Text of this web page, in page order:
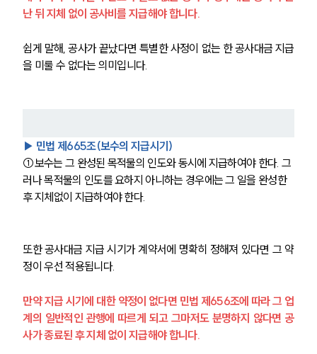
팀소개
팀소개
대륜의 강점
난 뒤 지체 없이 공사비를 지급해야 합니다.
쉽게 말해, 공사가 끝났다면 특별한 사정이 없는 한 공사대금 지급
을 미룰 수 없다는 의미입니다.
▶ 민법 제665조(보수의 지급시기)
①보수는 그 완성된 목적물의 인도와 동시에 지급하여야 한다. 그
러나 목적물의 인도를 요하지 아니하는 경우에는 그 일을 완성한
후 지체없이 지급하여야 한다.
또한 공사대금 지급 시기가 계약서에 명확히 정해져 있다면 그 약
정이 우선 적용됩니다.
만약 지급 시기에 대한 약정이 없다면 민법 제656조에 따라 그 업
계의 일반적인 관행에 따르게 되고 그마저도 분명하지 않다면 공
사가 종료된 후 지체 없이 지급해야 합니다.